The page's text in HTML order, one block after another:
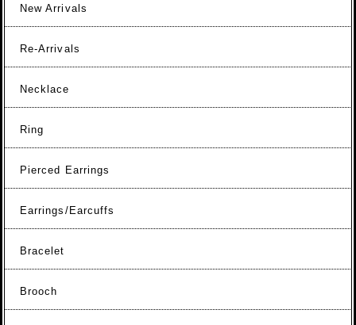
New Arrivals
Re-Arrivals
Necklace
Ring
Pierced Earrings
Earrings/Earcuffs
Bracelet
Brooch